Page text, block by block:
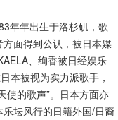
年年出生于洛杉矶，歌
面得到公认，被日本媒
、绚香被日经娱乐
本被视为实力派歌手，
使的歌声”。日本方面亦
坛风行的日籍外国/日裔